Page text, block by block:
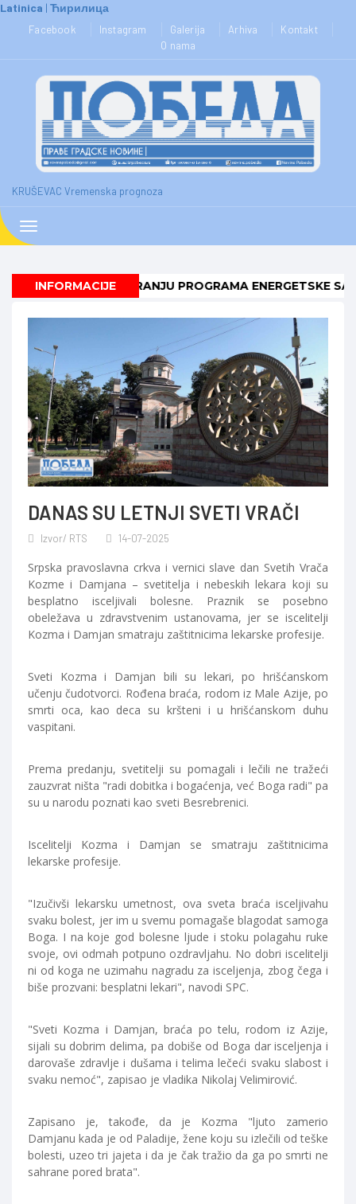
Latinica | Ћирилица
KRUŠEVAC Vremenska prognoza
Toggle
navigation
O SUFINANSIRANJU PROGRAMA ENERGETSKE
INFORMACIJE
DANAS SU LETNJI SVETI VRAČI
Izvor/ RTS 14-07-2025
Srpska pravoslavna crkva i vernici slave dan Svetih Vrača
Kozme i Damjana – svetitelja i nebeskih lekara koji su
besplatno isceljivali bolesne. Praznik se posebno
obeležava u zdravstvenim ustanovama, jer se iscelitelji
Kozma i Damjan smatraju zaštitnicima lekarske profesije.
Sveti Kozma i Damjan bili su lekari, po hrišćanskom
učenju čudotvorci. Rođena braća, rodom iz Male Azije, po
smrti oca, kao deca su kršteni i u hrišćanskom duhu
vaspitani.
Prema predanju, svetitelji su pomagali i lečili ne tražeći
zauzvrat ništa "radi dobitka i bogaćenja, već Boga radi" pa
su u narodu poznati kao sveti Besrebrenici.
Iscelitelji Kozma i Damjan se smatraju zaštitnicima
lekarske profesije.
"Izučivši lekarsku umetnost, ova sveta braća isceljivahu
svaku bolest, jer im u svemu pomagaše blagodat samoga
Boga. I na koje god bolesne ljude i stoku polagahu ruke
svoje, ovi odmah potpuno ozdravljahu. No dobri iscelitelji
ni od koga ne uzimahu nagradu za isceljenja, zbog čega i
biše prozvani: besplatni lekari", navodi SPC.
"Sveti Kozma i Damjan, braća po telu, rodom iz Azije,
sijali su dobrim delima, pa dobiše od Boga dar isceljenja i
darovaše zdravlje i dušama i telima lečeći svaku slabost i
svaku nemoć", zapisao je vladika Nikolaj Velimirović.
Zapisano je, takođe, da je Kozma "ljuto zamerio
Damjanu kada je od Paladije, žene koju su izlečili od teške
bolesti, uzeo tri jajeta i da je čak tražio da ga po smrti ne
sahrane pored brata".